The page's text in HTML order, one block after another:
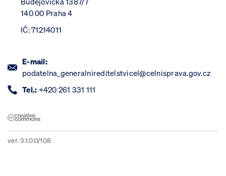
140 00 Praha 4
IČ: 71214011
E-mail:
podatelna_generalnireditelstvicel@celnisprava.gov.cz
Tel.: +420 261 331 111
ver. 3.1.0.0/108